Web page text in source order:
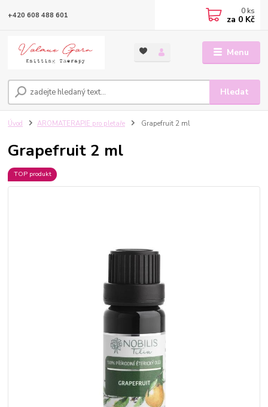
Menu
Hledat
+420 608 488 601 0 ks
za 0 Kč
Úvod AROMATERAPIE pro pletaře Grapefruit 2 ml
Grapefruit 2 ml
TOP produkt